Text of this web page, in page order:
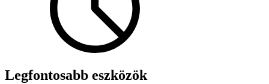
Legfontosabb eszközök